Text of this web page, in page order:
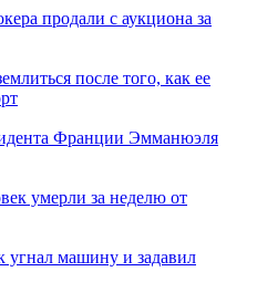
продали с аукциона за
после того, как ее
Франции Эмманюэля
умерли за неделю от
угнал машину и задавил